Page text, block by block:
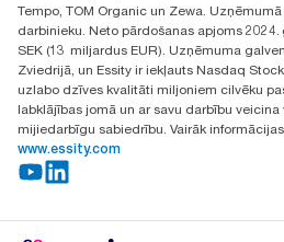
Tempo, TOM Organic un Zewa.
darbinieku. Neto pārdošanas apjoms
SEK (13 miljardus EUR). Uzņēmuma
Zviedrijā, un Essity ir iekļauts Nasdaq
uzlabo dzīves kvalitāti miljoniem cilvēku
labklājības jomā un ar savu darbību
mijiedarbīgu sabiedrību. Vairāk
www.essity.com